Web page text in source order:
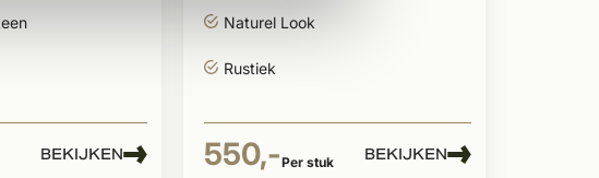
BEKIJKEN
Naturel Look
Rustiek
550,-Per stuk BEKIJKEN